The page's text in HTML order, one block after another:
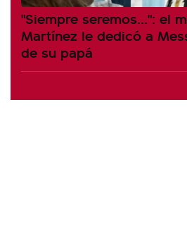
"Siempre seremos...": el
Martínez le dedicó a
de su papá